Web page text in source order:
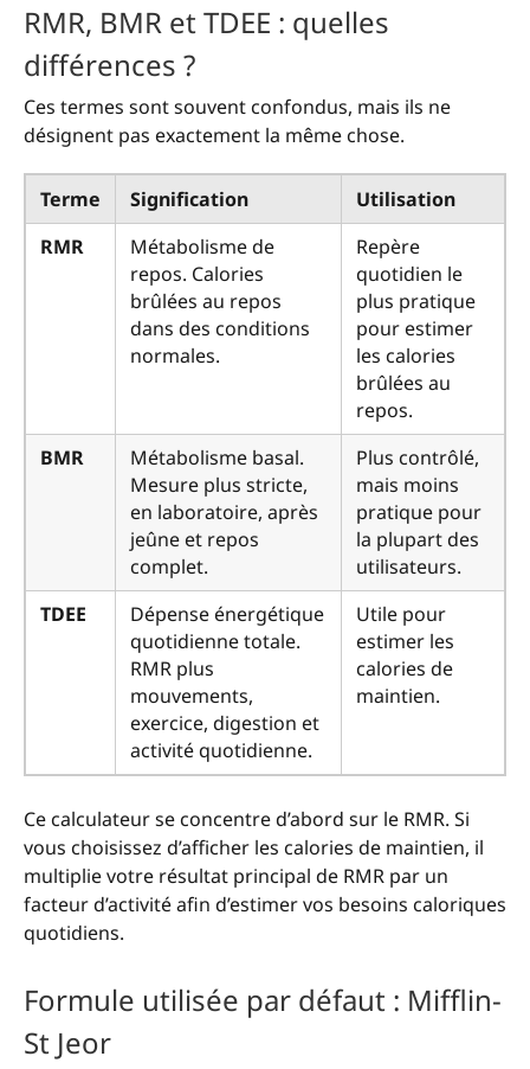
RMR, BMR et TDEE : quelles
différences ?
Ces termes sont souvent confondus, mais ils ne
désignent pas exactement la même chose.
Terme Signification
Utilisation
RMR
Métabolisme de
repos. Calories
brûlées au repos
dans des conditions
normales.
Repère
quotidien le
plus pratique
pour estimer
les calories
brûlées au
repos.
BMR
Métabolisme basal.
Mesure plus stricte,
en laboratoire, après
jeûne et repos
complet.
Plus contrôlé,
mais moins
pratique pour
la plupart des
utilisateurs.
TDEE
Dépense énergétique
quotidienne totale.
RMR plus
mouvements,
exercice, digestion et
activité quotidienne.
Utile pour
estimer les
calories de
maintien.
Ce calculateur se concentre d’abord sur le RMR. Si
vous choisissez d’afficher les calories de maintien, il
multiplie votre résultat principal de RMR par un
facteur d’activité afin d’estimer vos besoins caloriques
quotidiens.
Formule utilisée par défaut : Mifflin-
St Jeor